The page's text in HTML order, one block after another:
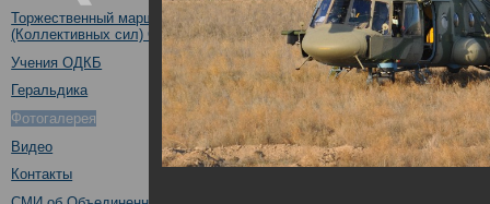
Торжественный марш Войск
(Коллективных сил) ОДКБ
Учения ОДКБ
Геральдика
Фотогалерея
Видео
Контакты